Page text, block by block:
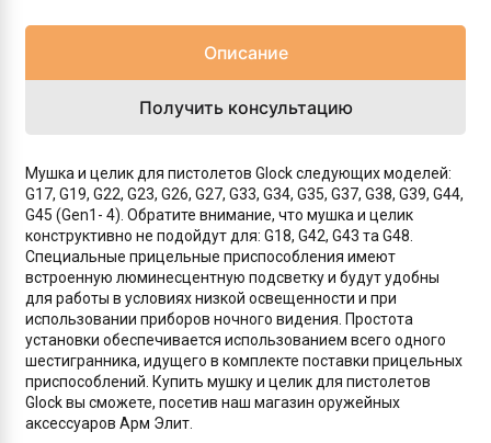
Описание
Получить консультацию
Мушка и целик для пистолетов Glock следующих моделей:
G17, G19, G22, G23, G26, G27, G33, G34, G35, G37, G38, G39, G44,
G45 (Gen1- 4). Обратите внимание, что мушка и целик
конструктивно не подойдут для: G18, G42, G43 та G48.
Специальные прицельные приспособления имеют
встроенную люминесцентную подсветку и будут удобны
для работы в условиях низкой освещенности и при
использовании приборов ночного видения. Простота
установки обеспечивается использованием всего одного
шестигранника, идущего в комплекте поставки прицельных
приспособлений. Купить мушку и целик для пистолетов
Glock вы сможете, посетив наш магазин оружейных
аксессуаров Арм Элит.